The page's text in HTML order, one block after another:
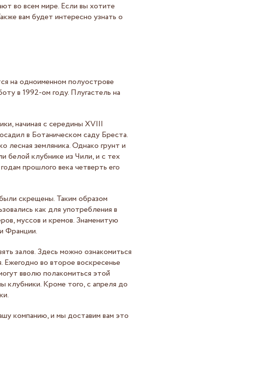
во всем мире. Если вы хотите
вам будет интересно узнать о
на одноименном полуострове
в 1992-ом году. Плугастель на
начиная с середины XVIII
в Ботаническом саду Бреста.
лесная земляника. Однако грунт и
белой клубнике из Чили, и с тех
прошлого века четверть его
скрещены. Таким образом
как для употребления в
муссов и кремов. Знаменитую
Франции.
залов. Здесь можно ознакомиться
Ежегодно во второе воскресенье
вволю полакомиться этой
клубники. Кроме того, с апреля до
компанию, и мы доставим вам это